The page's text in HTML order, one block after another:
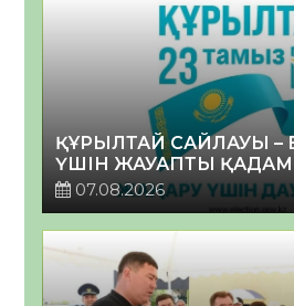
ҚҰРЫЛТАЙ САЙЛАУЫ –
ҮШІН ЖАУАПТЫ ҚАДАМ
07.08.2026